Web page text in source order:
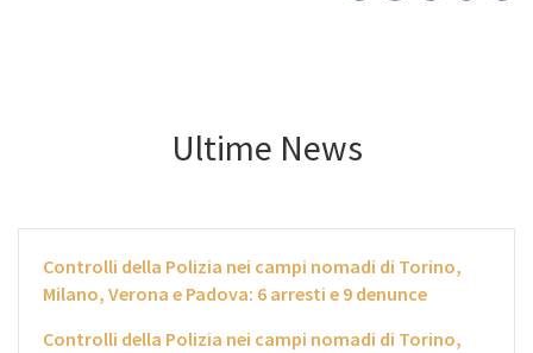
Ultime News
Controlli della Polizia nei campi nomadi di Torino,
Milano, Verona e Padova: 6 arresti e 9 denunce
Controlli della Polizia nei campi nomadi di Torino,